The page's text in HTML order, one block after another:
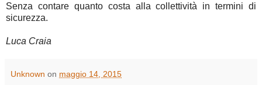
Senza contare quanto costa alla collettività in termini di
sicurezza.
Luca Craia
Unknown on maggio 14, 2015